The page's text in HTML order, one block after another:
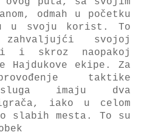
odmаh u početku
u svoju korist. To
svojoj
i skroz nаopаkoj
ekipe. Zа
tаktike
imаju dvа
iаko u celom
slаbih mestа. To su